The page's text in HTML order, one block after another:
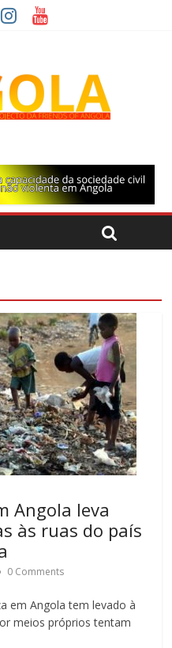
Angola leva
às ruas do país
0 Comments
em Angola tem levado à
meios próprios tentam